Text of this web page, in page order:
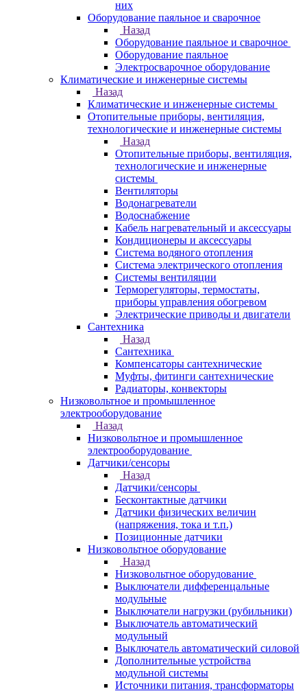
них
Оборудование паяльное и сварочное
Назад
Оборудование паяльное и сварочное
Оборудование паяльное
Электросварочное оборудование
Климатические и инженерные системы
Назад
Климатические и инженерные системы
Отопительные приборы, вентиляция,
технологические и инженерные системы
Назад
Отопительные приборы, вентиляция,
технологические и инженерные
системы
Вентиляторы
Водонагреватели
Водоснабжение
Кабель нагревательный и аксессуары
Кондиционеры и аксессуары
Система водяного отопления
Система электрического отопления
Системы вентиляции
Терморегуляторы, термостаты,
приборы управления обогревом
Электрические приводы и двигатели
Сантехника
Назад
Сантехника
Компенсаторы сантехнические
Муфты, фитинги сантехнические
Радиаторы, конвекторы
Низковольтное и промышленное
электрооборудование
Назад
Низковольтное и промышленное
электрооборудование
Датчики/сенсоры
Назад
Датчики/сенсоры
Бесконтактные датчики
Датчики физических величин
(напряжения, тока и т.п.)
Позиционные датчики
Низковольтное оборудование
Назад
Низковольтное оборудование
Выключатели дифференцальные
модульные
Выключатели нагрузки (рубильники)
Выключатель автоматический
модульный
Выключатель автоматический силовой
Дополнительные устройства
модульной системы
Источники питания, трансформаторы